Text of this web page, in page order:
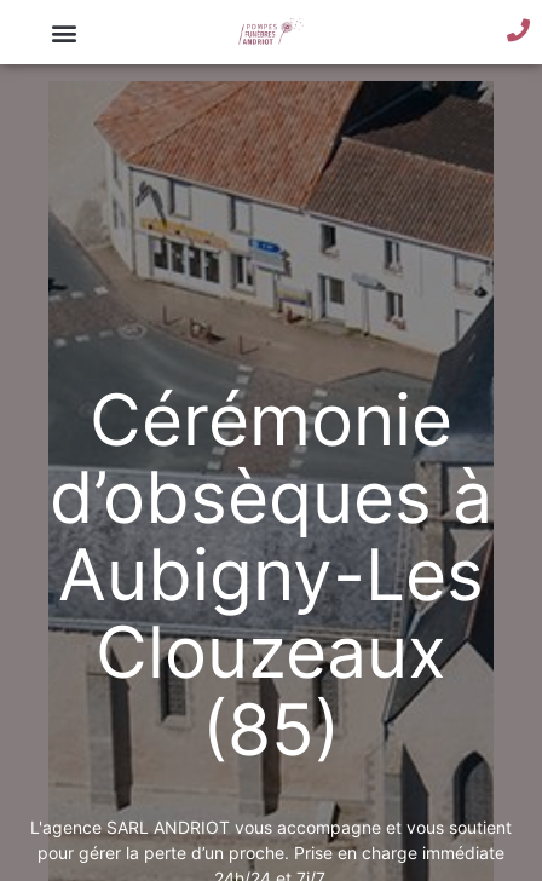
Cérémonie
d’obsèques à
Aubigny-Les
Clouzeaux
(85)
L'agence SARL ANDRIOT vous accompagne et vous soutient
pour gérer la perte d’un proche. Prise en charge immédiate